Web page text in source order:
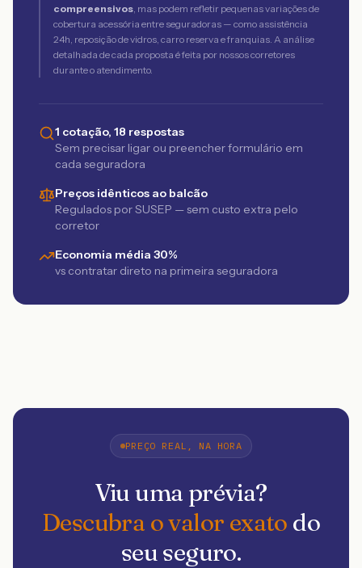
compreensivos, mas podem refletir pequenas variações de
cobertura acessória entre seguradoras — como assistência
24h, reposição de vidros, carro reserva e franquias. A análise
detalhada de cada proposta é feita por nossos corretores
durante o atendimento.
1 cotação, 18 respostas
Sem precisar ligar ou preencher formulário em
cada seguradora
Preços idênticos ao balcão
Regulados por SUSEP — sem custo extra pelo
corretor
Economia média 30%
vs contratar direto na primeira seguradora
PREÇO REAL, NA HORA
Viu uma prévia?
Descubra o valor exato do
seu seguro.